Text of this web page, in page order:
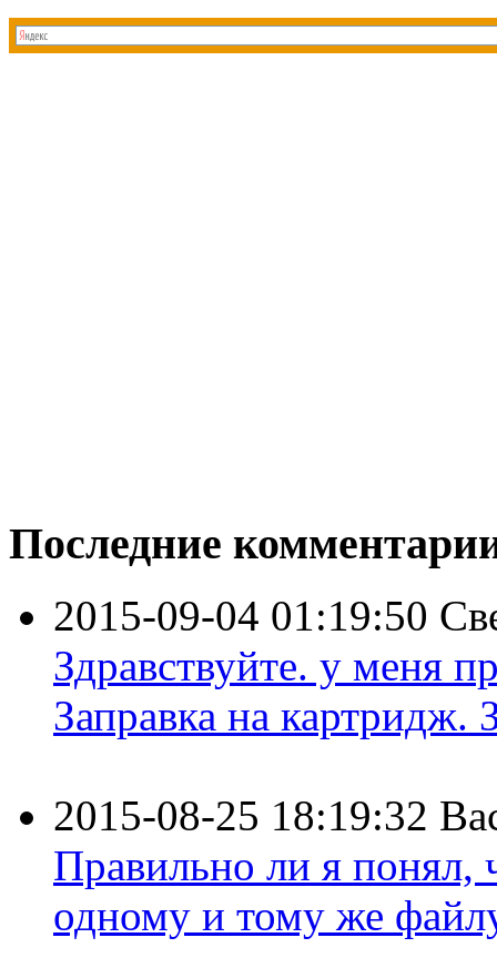
Последние
2015-09-04 01:19:50
Здравствуйте. у меня
Заправка на картридж.
2015-08-25 18:19:32
Правильно ли я понял,
одному и тому же